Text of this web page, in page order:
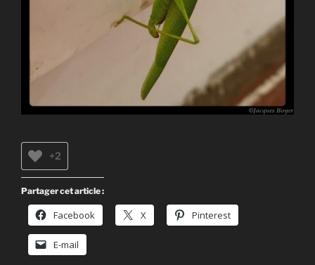
+2
Partager cet article :
Facebook X Pinterest
E-mail